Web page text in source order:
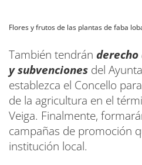
Flores y frutos de las plantas de faba
También tendrán
y subvenciones del
establezca el Concello
de la agricultura en el
Veiga. Finalmente,
campañas de promoción
institución local.